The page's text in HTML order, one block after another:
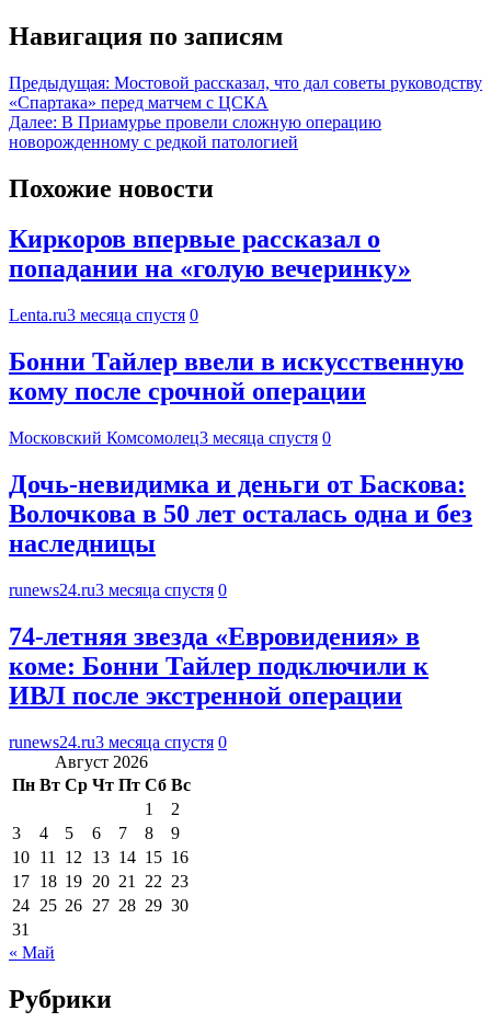
Навигация по записям
Предыдущая: Мостовой рассказал, что дал советы руководству
«Спартака» перед матчем с ЦСКА
Далее: В Приамурье провели сложную операцию
новорожденному с редкой патологией
Похожие новости
Киркоров впервые рассказал о
попадании на «голую вечеринку»
Lenta.ru3 месяца спустя 0
Бонни Тайлер ввели в искусственную
кому после срочной операции
Московский Комсомолец3 месяца спустя 0
Дочь-невидимка и деньги от Баскова:
Волочкова в 50 лет осталась одна и без
наследницы
runews24.ru3 месяца спустя 0
74-летняя звезда «Евровидения» в
коме: Бонни Тайлер подключили к
ИВЛ после экстренной операции
runews24.ru3 месяца спустя 0
Август 2026
Пн Вт Ср Чт Пт Сб Вс
1
2
3
4 5 6 7 8
9
10 11 12 13 14 15 16
17 18 19 20 21 22 23
24 25 26 27 28 29 30
31
« Май
Рубрики